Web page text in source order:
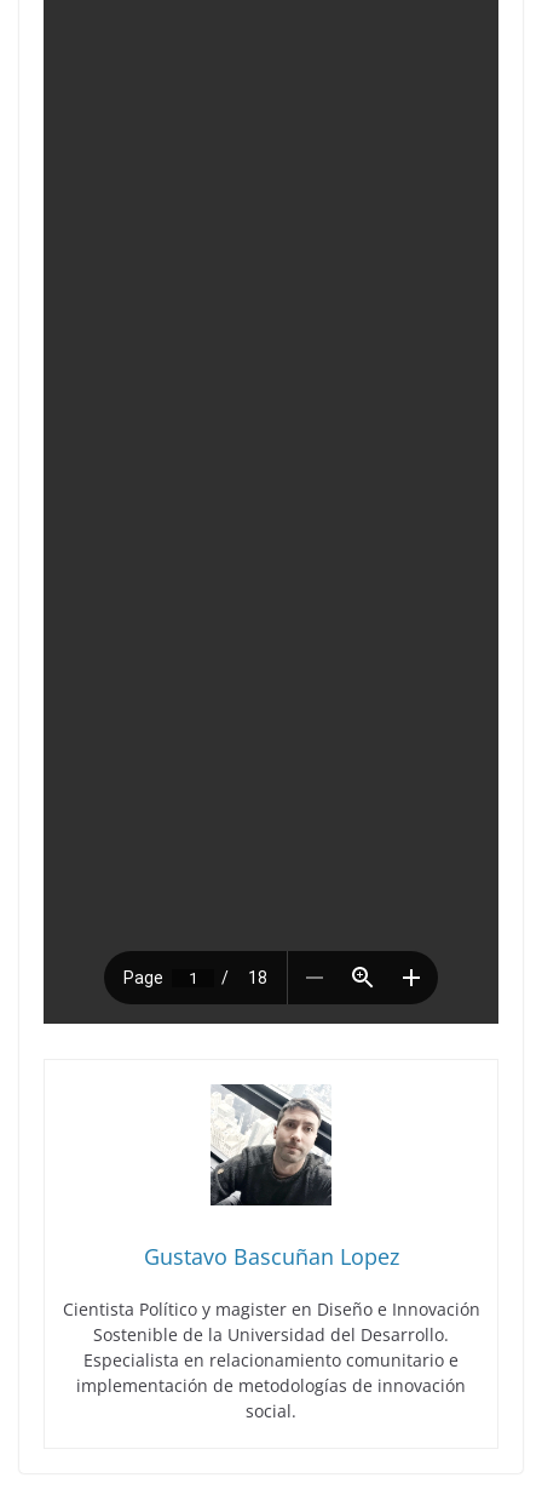
Gustavo Bascuñan Lopez
Cientista Político y magister en Diseño e Innovación
Sostenible de la Universidad del Desarrollo.
Especialista en relacionamiento comunitario e
implementación de metodologías de innovación
social.